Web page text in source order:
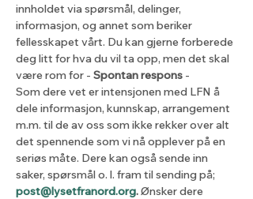
innholdet via spørsmål, delinger,
informasjon, og annet som beriker
fellesskapet vårt. Du kan gjerne forberede
deg litt for hva du vil ta opp, men det skal
være rom for - Spontan respons -
Som dere vet er intensjonen med LFN å
dele informasjon, kunnskap, arrangement
m.m. til de av oss som ikke rekker over alt
det spennende som vi nå opplever på en
seriøs måte. Dere kan også sende inn
saker, spørsmål o. l. fram til sending på;
post@lysetfranord.org. Ønsker dere